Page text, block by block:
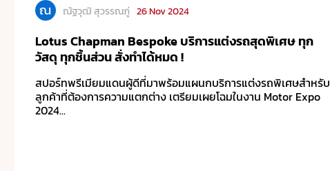
ณ ณัฐวุฒิ สุวรรณภู่ 26 Nov 2024
Lotus Chapman Bespoke บริการแต่งรถสุดพิเศษ ทุก
วัสดุ ทุกชิ้นส่วน สั่งทำได้หมด !
สปอร์ทพรีเมียมแดนผู้ดีที่มาพร้อมแผนกบริการแต่งรถพิเศษสำหรับ
ลูกค้าที่ต้องการความแตกต่าง เตรียมเผยโฉมในงาน Motor Expo
2024...